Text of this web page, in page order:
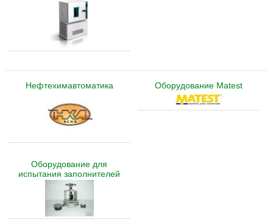
Нефтехимавтоматика Оборудование Matest
Оборудование для
испытания заполнителей